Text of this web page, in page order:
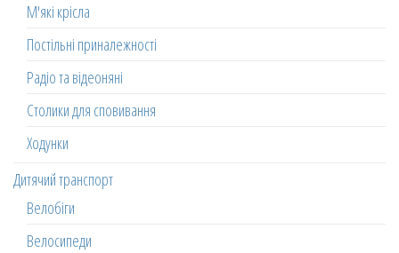
М'які крісла
Постільні приналежності
Радіо та відеоняні
Столики для сповивання
Ходунки
Дитячий транспорт
Велобіги
Велосипеди